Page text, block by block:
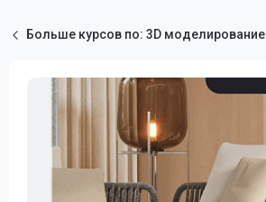
Больше курсов по: 3D моделирование